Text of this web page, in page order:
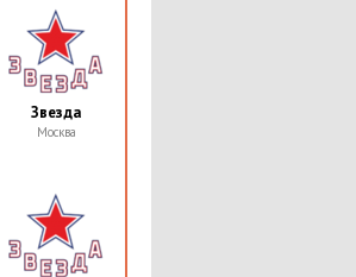
Звезда
Москва